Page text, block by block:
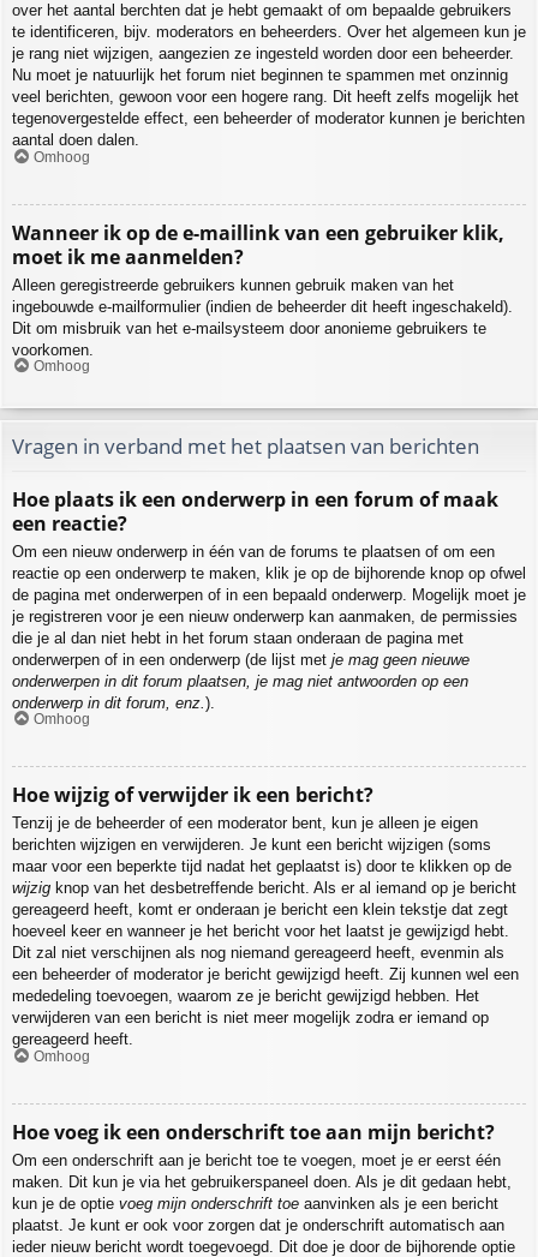
over het aantal berchten dat je hebt gemaakt of om bepaalde gebruikers
te identificeren, bijv. moderators en beheerders. Over het algemeen kun je
je rang niet wijzigen, aangezien ze ingesteld worden door een beheerder.
Nu moet je natuurlijk het forum niet beginnen te spammen met onzinnig
veel berichten, gewoon voor een hogere rang. Dit heeft zelfs mogelijk het
tegenovergestelde effect, een beheerder of moderator kunnen je berichten
aantal doen dalen.
Omhoog
Wanneer ik op de e-maillink van een gebruiker klik,
moet ik me aanmelden?
Alleen geregistreerde gebruikers kunnen gebruik maken van het
ingebouwde e-mailformulier (indien de beheerder dit heeft ingeschakeld).
Dit om misbruik van het e-mailsysteem door anonieme gebruikers te
voorkomen.
Omhoog
Vragen in verband met het plaatsen van berichten
Hoe plaats ik een onderwerp in een forum of maak
een reactie?
Om een nieuw onderwerp in één van de forums te plaatsen of om een
reactie op een onderwerp te maken, klik je op de bijhorende knop op ofwel
de pagina met onderwerpen of in een bepaald onderwerp. Mogelijk moet je
je registreren voor je een nieuw onderwerp kan aanmaken, de permissies
die je al dan niet hebt in het forum staan onderaan de pagina met
onderwerpen of in een onderwerp (de lijst met je mag geen nieuwe
onderwerpen in dit forum plaatsen, je mag niet antwoorden op een
onderwerp in dit forum, enz. ).
Omhoog
Hoe wijzig of verwijder ik een bericht?
Tenzij je de beheerder of een moderator bent, kun je alleen je eigen
berichten wijzigen en verwijderen. Je kunt een bericht wijzigen (soms
maar voor een beperkte tijd nadat het geplaatst is) door te klikken op de
wijzig knop van het desbetreffende bericht. Als er al iemand op je bericht
gereageerd heeft, komt er onderaan je bericht een klein tekstje dat zegt
hoeveel keer en wanneer je het bericht voor het laatst je gewijzigd hebt.
Dit zal niet verschijnen als nog niemand gereageerd heeft, evenmin als
een beheerder of moderator je bericht gewijzigd heeft. Zij kunnen wel een
mededeling toevoegen, waarom ze je bericht gewijzigd hebben. Het
verwijderen van een bericht is niet meer mogelijk zodra er iemand op
gereageerd heeft.
Omhoog
Hoe voeg ik een onderschrift toe aan mijn bericht?
Om een onderschrift aan je bericht toe te voegen, moet je er eerst één
maken. Dit kun je via het gebruikerspaneel doen. Als je dit gedaan hebt,
kun je de optie voeg mijn onderschrift toe aanvinken als je een bericht
plaatst. Je kunt er ook voor zorgen dat je onderschrift automatisch aan
ieder nieuw bericht wordt toegevoegd. Dit doe je door de bijhorende optie